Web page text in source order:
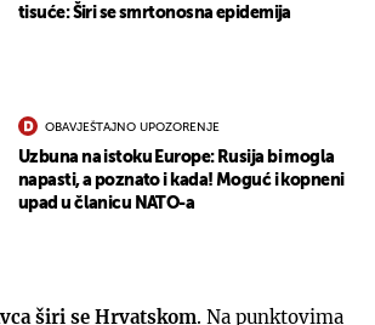
tisuće: Širi se smrtonosna epidemija
OBAVJEŠTAJNO UPOZORENJE
Uzbuna na istoku Europe: Rusija bi mogla
napasti, a poznato i kada! Moguć i kopneni
upad u članicu NATO-a
širi se Hrvatskom. Na punktovima